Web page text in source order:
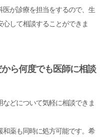
が診療を担当をするので、生
して相談することができま
ら何度でも医師に相談
どについて気軽に相談できま
薬も同時に処方可能です。希